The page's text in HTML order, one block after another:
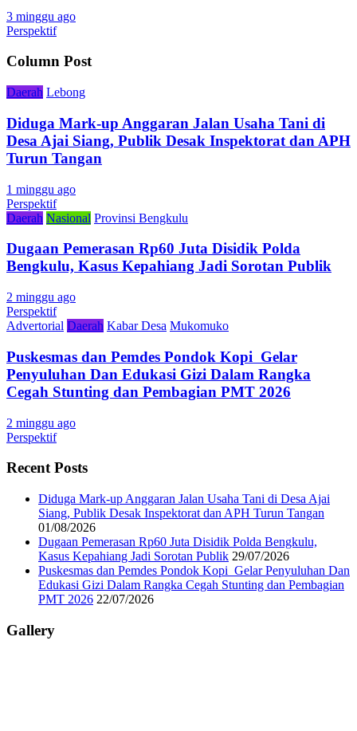
3 minggu ago
Perspektif
Column Post
Daerah Lebong
Diduga Mark-up Anggaran Jalan Usaha Tani di
Desa Ajai Siang, Publik Desak Inspektorat dan APH
Turun Tangan
1 minggu ago
Perspektif
Daerah Nasional Provinsi Bengkulu
Dugaan Pemerasan Rp60 Juta Disidik Polda
Bengkulu, Kasus Kepahiang Jadi Sorotan Publik
2 minggu ago
Perspektif
Advertorial Daerah Kabar Desa Mukomuko
Puskesmas dan Pemdes Pondok Kopi Gelar
Penyuluhan Dan Edukasi Gizi Dalam Rangka
Cegah Stunting dan Pembagian PMT 2026
2 minggu ago
Perspektif
Recent Posts
Diduga Mark-up Anggaran Jalan Usaha Tani di Desa Ajai
Siang, Publik Desak Inspektorat dan APH Turun Tangan
01/08/2026
Dugaan Pemerasan Rp60 Juta Disidik Polda Bengkulu,
Kasus Kepahiang Jadi Sorotan Publik 29/07/2026
Puskesmas dan Pemdes Pondok Kopi Gelar Penyuluhan Dan
Edukasi Gizi Dalam Rangka Cegah Stunting dan Pembagian
PMT 2026 22/07/2026
Gallery